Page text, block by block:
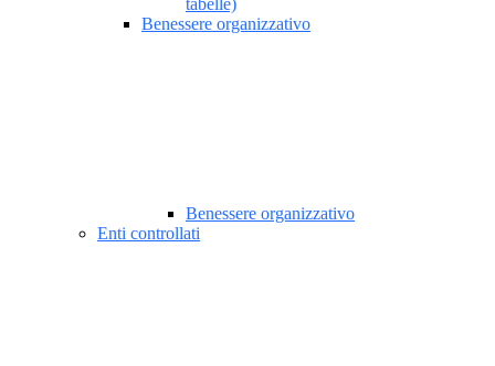
tabelle)
Benessere organizzativo
Benessere organizzativo
Enti controllati